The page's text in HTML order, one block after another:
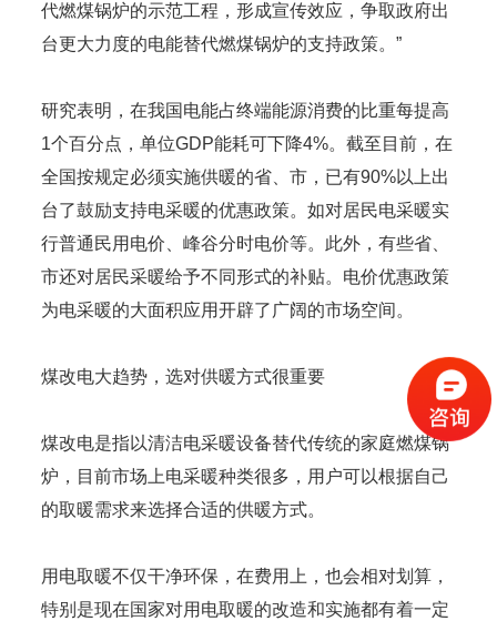
代燃煤锅炉的示范工程，形成宣传效应，争取政府出
台更大力度的电能替代燃煤锅炉的支持政策。”
研究表明，在我国电能占终端能源消费的比重每提高
1个百分点，单位GDP能耗可下降4%。截至目前，在
全国按规定必须实施供暖的省、市，已有90%以上出
台了鼓励支持电采暖的优惠政策。如对居民电采暖实
行普通民用电价、峰谷分时电价等。此外，有些省、
市还对居民采暖给予不同形式的补贴。电价优惠政策
为电采暖的大面积应用开辟了广阔的市场空间。
煤改电大趋势，选对供暖方式很重要
煤改电是指以清洁电采暖设备替代传统的家庭燃煤锅
炉，目前市场上电采暖种类很多，用户可以根据自己
的取暖需求来选择合适的供暖方式。
用电取暖不仅干净环保，在费用上，也会相对划算，
特别是现在国家对用电取暖的改造和实施都有着一定